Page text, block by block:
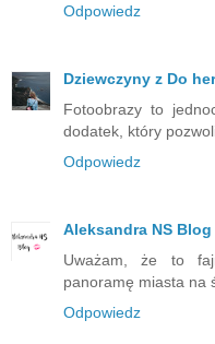
Odpowiedz
Dziewczyny z Do
Fotoobrazy to
dodatek, który
Odpowiedz
Aleksandra NS Blog
Uważam, że to
panoramę miasta na
Odpowiedz